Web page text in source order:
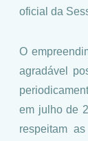
oficial da
O
agradável
em julho de
respeitam